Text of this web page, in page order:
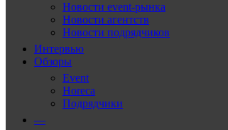
Новости event-рынка
Новости агентств
Новости подрядчиков
Интервью
Обзоры
Event
Horeca
Подрядчики
—